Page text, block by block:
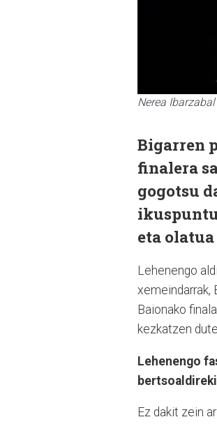
Nerea
Bigarren
finalera
gogotsu
eta
Lehenengo
xemeindarrak,
Baionako
kezkatzen
Lehenengo
Ez dakit zein